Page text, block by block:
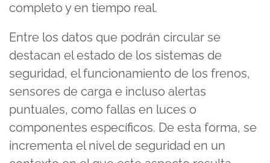
completo y en tiempo real.
Entre los datos que podrán circular se
destacan el estado de los sistemas de
seguridad, el funcionamiento de los frenos,
sensores de carga e incluso alertas
puntuales, como fallas en luces o
componentes específicos. De esta forma, se
incrementa el nivel de seguridad en un